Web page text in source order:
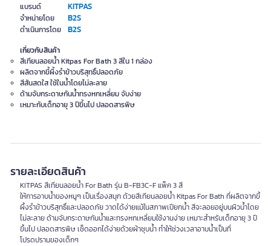
แบรนด์ KITPAS
จำหน่ายโดย B2S
ดำเนินการโดย B2S
เกี่ยวกับสินค้า
สีเทียนลอยน้ำ Kitpas For Bath 3 สีใน 1 กล่อง
ผลิตจากขี้ผึ้งรำข้าวบริสุทธิ์ปลอดภัย
สีสันสดใส ใช้ในน้ำโดยไม่ละลาย
ด้ามจับกระดาษกันน้ำทรงหกเหลี่ยม จับง่าย
เหมาะกับเด็กอายุ 3 ปีขึ้นไป ปลอดสารพิษ
รายละเอียดสินค้า
KITPAS สีเทียนลอยน้ำ For Bath รุ่น B-FB3C-F แพ็ค 3 สี
ให้การอาบน้ำของหนูๆ เป็นเรื่องสนุก ด้วยสีเทียนลอยน้ำ Kitpas For Bath ที่ผลิตจากขี้
ผึ้งรำข้าวบริสุทธิ์และปลอดภัย วาดได้ง่ายแม้ในสภาพเปียกน้ำ สีจะลอยอยู่บนผิวน้ำโดย
ไม่ละลาย ด้ามจับกระดาษกันน้ำและทรงหกเหลี่ยมใช้งานง่าย เหมาะสำหรับเด็กอายุ 3 ปี
ขึ้นไป ปลอดสารพิษ เช็ดออกได้ง่ายด้วยผ้าชุบน้ำ ทำให้ช่วงเวลาอาบน้ำเป็นที่
โปรดปรานของเด็กๆ